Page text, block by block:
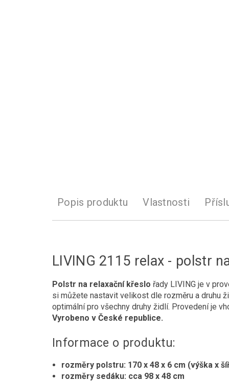
Popis produktu Vlastnosti
LIVING 2115 relax - polstr
Polstr na relaxační křeslo řady LIVING je v
si můžete nastavit velikost dle rozměru a druhu
optimální pro všechny druhy židlí. Provedení je
Vyrobeno v České republice.
Informace o produktu:
rozměry polstru: 170 x 48 x 6 cm (výška x
rozměry sedáku: cca 98 x 48 cm